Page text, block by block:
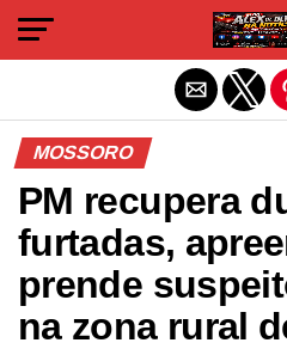
MOSSORO
PM recupera
furtadas,
prende
na zona rural
Sair da